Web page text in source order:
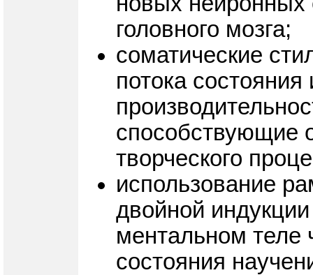
головного мозга;
соматические
потока
способствующие
творческого
использование
двойной
ментальном теле
состояния